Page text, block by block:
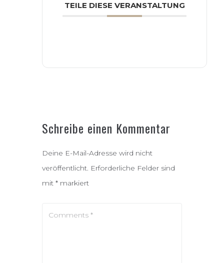
TEILE DIESE VERANSTALTUNG
Schreibe einen Kommentar
Deine E-Mail-Adresse wird nicht
veröffentlicht. Erforderliche Felder sind
mit * markiert